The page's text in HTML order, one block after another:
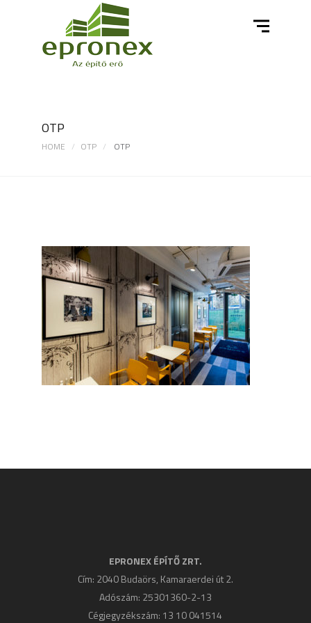
OTP
HOME OTP OTP
EPRONEX ÉPÍTŐ ZRT.
Cím: 2040 Budaörs, Kamaraerdei út 2.
Adószám: 25301360-2-13
Cégjegyzékszám: 13 10 041514